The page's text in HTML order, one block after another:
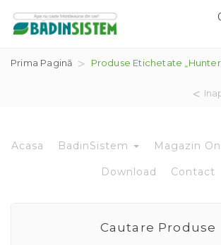
Prima Pagină Produse Etichetate „Hunter
Acasa BadinSistem Magazin
Download Contact
Cautare Produse